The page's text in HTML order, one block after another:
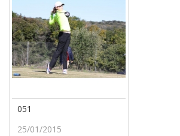
051
25/01/2015